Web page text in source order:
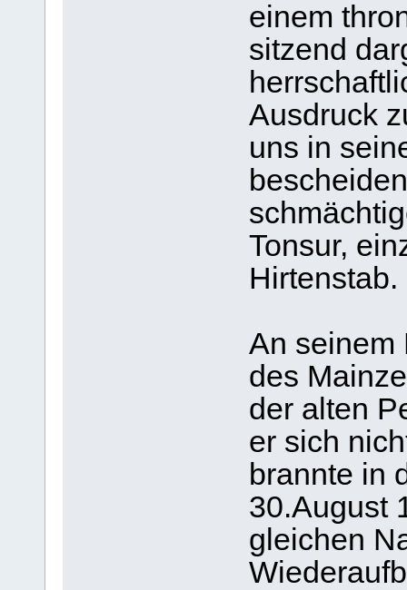
einem
sitzend
Ausdruck
uns in
Tonsur,
Hirtenstab.
An seinem
des
der alten
er sich
brannte in
30.August
gleichen